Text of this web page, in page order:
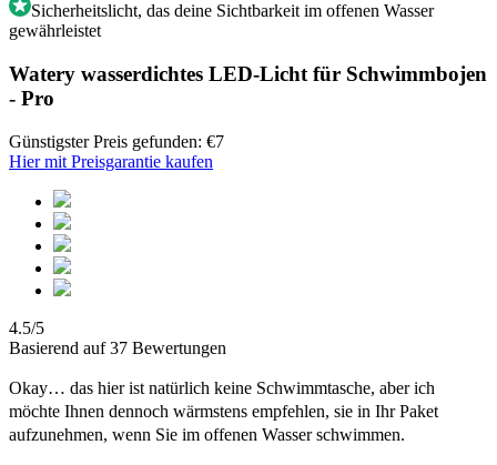
Sicherheitslicht, das deine Sichtbarkeit im offenen Wasser
gewährleistet
Watery wasserdichtes LED-Licht für Schwimmbojen
- Pro
Günstigster Preis gefunden: €7
Hier mit Preisgarantie kaufen
4.5/5
Basierend auf 37 Bewertungen
Okay… das hier ist natürlich keine Schwimmtasche, aber ich
möchte Ihnen dennoch wärmstens empfehlen, sie in Ihr Paket
aufzunehmen, wenn Sie im offenen Wasser schwimmen.